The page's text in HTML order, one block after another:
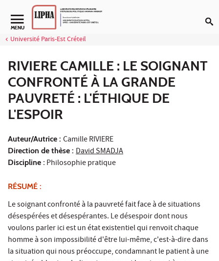
Aller au contenu
Navigation secondaire
MENU
Université Paris-Est Créteil
RIVIERE CAMILLE : LE SOIGNANT
CONFRONTÉ À LA GRANDE
PAUVRETÉ : L'ÉTHIQUE DE
L'ESPOIR
Auteur/Autrice : Camille RIVIERE
Direction de thèse : David SMADJA
Discipline : Philosophie pratique
RÉSUMÉ :
Le soignant confronté à la pauvreté fait face à de situations
désespérées et désespérantes. Le désespoir dont nous
voulons parler ici est un état existentiel qui renvoit chaque
homme à son impossibilité d'être lui-même, c'est-à-dire dans
la situation qui nous préoccupe, condamnant le patient à une